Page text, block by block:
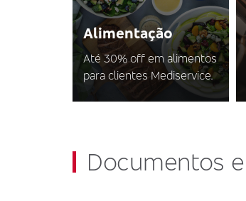
Alimentação
Até 30% off em alimentos
para clientes Mediservice.
Documentos e